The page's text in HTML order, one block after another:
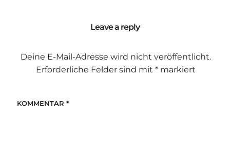
Leave a reply
Deine E-Mail-Adresse wird nicht veröffentlicht.
Erforderliche Felder sind mit *markiert
KOMMENTAR *